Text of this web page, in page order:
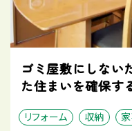
ゴミ屋敷にしない
た住まいを確保す
リフォーム 収納